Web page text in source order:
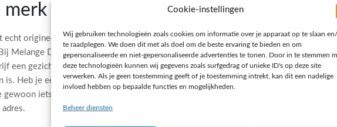
Cookie-instellingen
Wij gebruiken technologieën zoals cookies om informatie over je apparaat op te slaan
te raadplegen. We doen dit met als doel om de beste ervaring te bieden en om
gepersonaliseerde en niet-gepersonaliseerde advertenties te tonen. Door in te stemmen
deze technologieën kunnen wij gegevens zoals surfgedrag of unieke ID's op deze site
verwerken. Als je geen toestemming geeft of je toestemming intrekt, kan dit een nadelige
invloed hebben op bepaalde functies en mogelijkheden.
Beheer diensten
merk
origineel is? Een standaardoplossing is
Melange Design houden we van een
een gezicht, een verhaal en een techniek
is. Heb je een bijzondere opdracht, een
iets dat buiten de gebaande paden